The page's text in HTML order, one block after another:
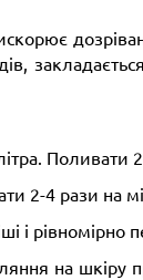
Поливати
2-4 рази на
і рівномірно
на